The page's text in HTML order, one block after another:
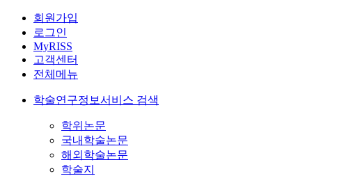
회원가입
로그인
MyRISS
고객센터
전체메뉴
학술연구정보서비스 검색
학위논문
국내학술논문
해외학술논문
학술지